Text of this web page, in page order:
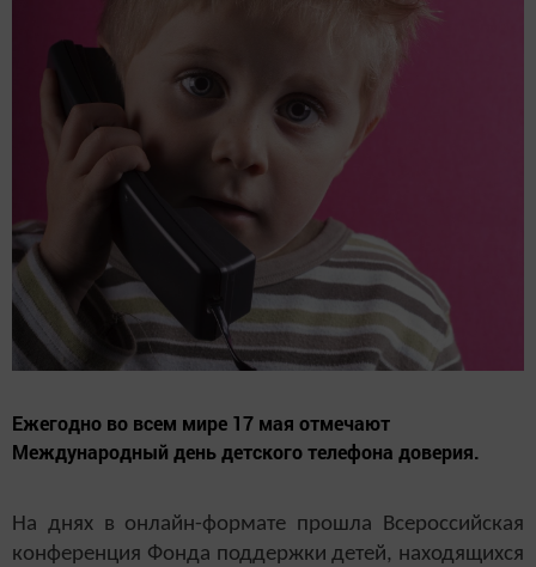
Ежегодно во всем мире 17 мая отмечают
Международный день детского телефона доверия.
На днях в онлайн-формате прошла Всероссийская
конференция Фонда поддержки детей, находящихся